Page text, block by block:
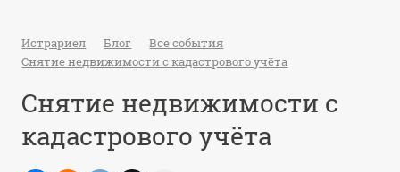
Истрариел Блог
Все события
Снятие недвижимости с кадастрового учёта
Снятие недвижимости с
кадастрового учёта